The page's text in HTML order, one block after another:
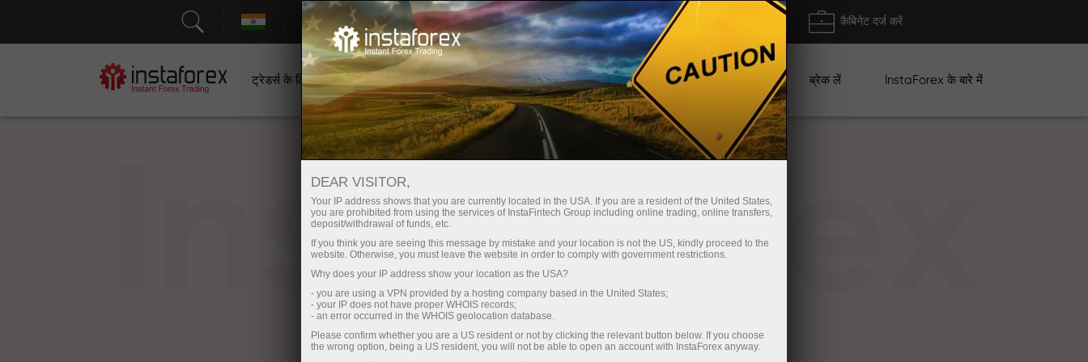
सहायता तुरंत खाता खोलना ट्रेडिंग प्लेटफॉर्म कैबिनेट दर्ज करें
ट्रेडर्स के लिए शुरुआती के लिए निवेशकों के लिए भागीदारों के लिए अभियान ब्रेक लें InstaForex के बारे में
InstaForex
DEAR VISITOR,
Your IP address shows that you are currently located in the USA. If you are a resident of the United States,
you are prohibited from using the services of InstaFintech Group including online trading, online transfers,
deposit/withdrawal of funds, etc.
If you think you are seeing this message by mistake and your location is not the US, kindly proceed to the
website. Otherwise, you must leave the website in order to comply with government restrictions.
Why does your IP address show your location as the USA?
- you are using a VPN provided by a hosting company based in the United States;
- your IP does not have proper WHOIS records;
- an error occurred in the WHOIS geolocation database.
Please confirm whether you are a US resident or not by clicking the relevant button below. If you choose
the wrong option, being a US resident, you will not be able to open an account with InstaForex anyway.